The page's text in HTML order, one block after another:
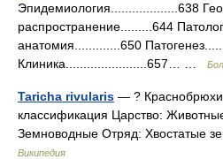
Эпидемиология...................638
распространение.........644
анатомия.............650
Клиника.......................657… …
Taricha rivularis — ?
классификация Царство:
Земноводные Отряд: Хвостатые
Википедия